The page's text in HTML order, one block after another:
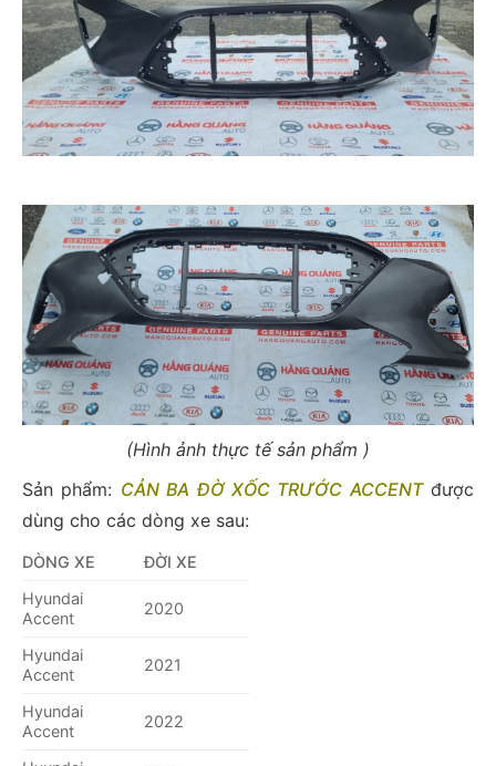
(Hình ảnh thực tế sản phẩm )
Sản phẩm: CẢN BA ĐỜ XỐC TRƯỚC ACCENTđược
dùng cho các dòng xe sau:
DÒNG XE
ĐỜI XE
Hyundai
Accent
2020
Hyundai
Accent
2021
Hyundai
Accent
2022